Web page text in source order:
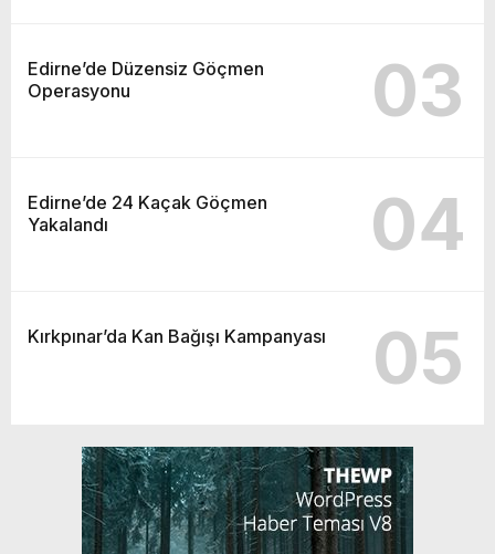
Edirne’de Düzensiz Göçmen
Operasyonu
03
Edirne’de 24 Kaçak Göçmen
Yakalandı
04
Kırkpınar’da Kan Bağışı Kampanyası 05